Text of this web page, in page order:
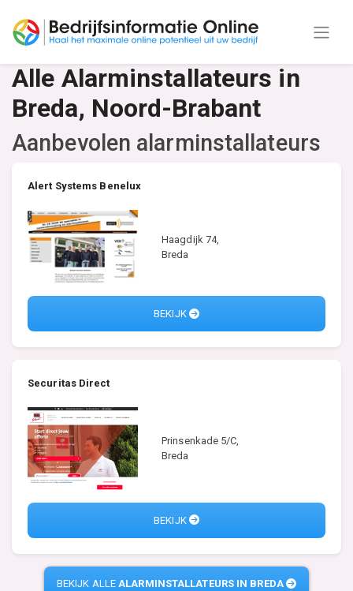
Alle Alarminstallateurs in
Breda, Noord-Brabant
Aanbevolen alarminstallateurs
Alert Systems Benelux
Haagdijk 74,
Breda
BEKIJK
Securitas Direct
Prinsenkade 5/C,
Breda
BEKIJK
BEKIJK ALLEALARMINSTALLATEURS IN BREDA